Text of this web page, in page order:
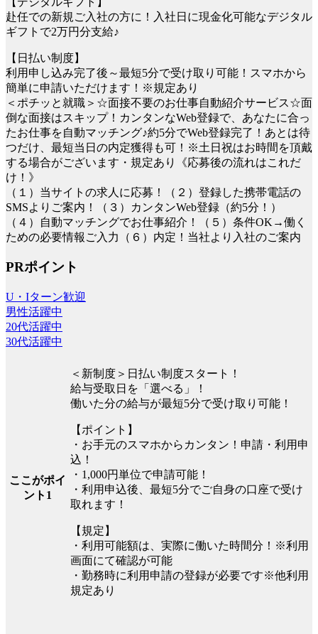
赴任での新規ご入社の方に！入社日に現金化可能なデジタル
ギフトで2万円分支給♪
【日払い制度】
利用申し込み完了後～最短5分で受け取り可能！スマホから
簡単に申請いただけます！※規定あり
＜ポチッと就職＞☆面接不要のお仕事自動紹介サービス☆面
倒な面接はスキップ！カンタンなWeb登録で、あなたに合っ
たお仕事を自動マッチング♪約5分でWeb登録完了！あとは待
つだけ、最短当日の内定獲得も可！※土日祝はお時間を頂戴
する場合がございます・規定あり《応募後の流れはこれだ
け！》
（１）当サイトの求人に応募！（２）登録した携帯電話の
SMSよりご案内！（３）カンタンWeb登録（約5分！）
（４）自動マッチングでお仕事紹介！（５）条件OK→働く
ための必要情報ご入力（６）内定！当社より入社のご案内
PRポイント
U・Iターン歓迎
男性活躍中
20代活躍中
30代活躍中
ここがポイ
ント1
＜新制度＞日払い制度スタート！
給与受取日を「選べる」！
働いた分の給与が最短5分で受け取り可能！
【ポイント】
・お手元のスマホからカンタン！申請・利用申
込！
・1,000円単位で申請可能！
・利用申込後、最短5分でご自身の口座で受け
取れます！
【規定】
・利用可能額は、実際に働いた時間分！※利用
画面にて確認が可能
・勤務時に利用申請の登録が必要です※他利用
規定あり